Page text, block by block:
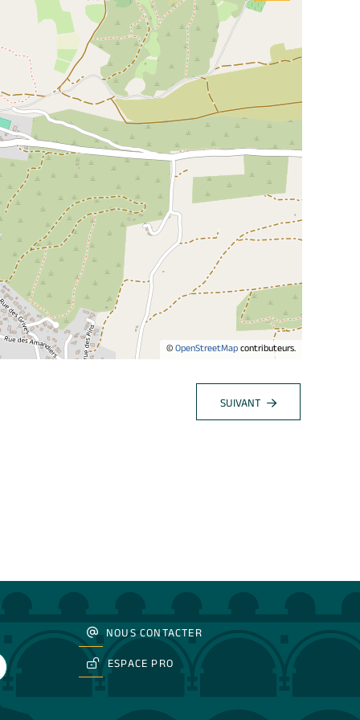
©OpenStreetMapcontributeurs.
SUIVANT
NOUS CONTACTER
ESPACE PRO